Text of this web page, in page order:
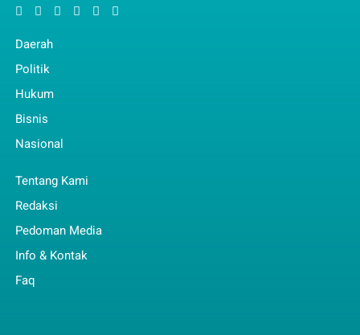
Daerah
Politik
Hukum
Bisnis
Nasional
Tentang Kami
Redaksi
Pedoman Media
Info & Kontak
Faq